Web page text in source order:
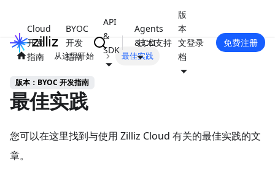
Cloud
开发
指南
BYOC
开发
指南
API
&
SDK
Agents
& CLI
版
本
文
档
技术支持 登录 免费注册
从这里开始 最佳实践
版本：BYOC 开发指南
最佳实践
您可以在这里找到与使用 Zilliz Cloud 有关的最佳实践的文
章。